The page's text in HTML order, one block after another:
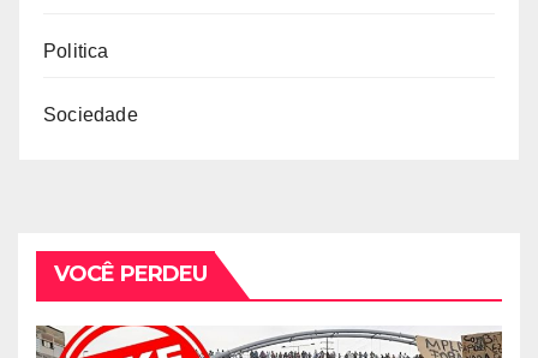
Politica
Sociedade
VOCÊ PERDEU